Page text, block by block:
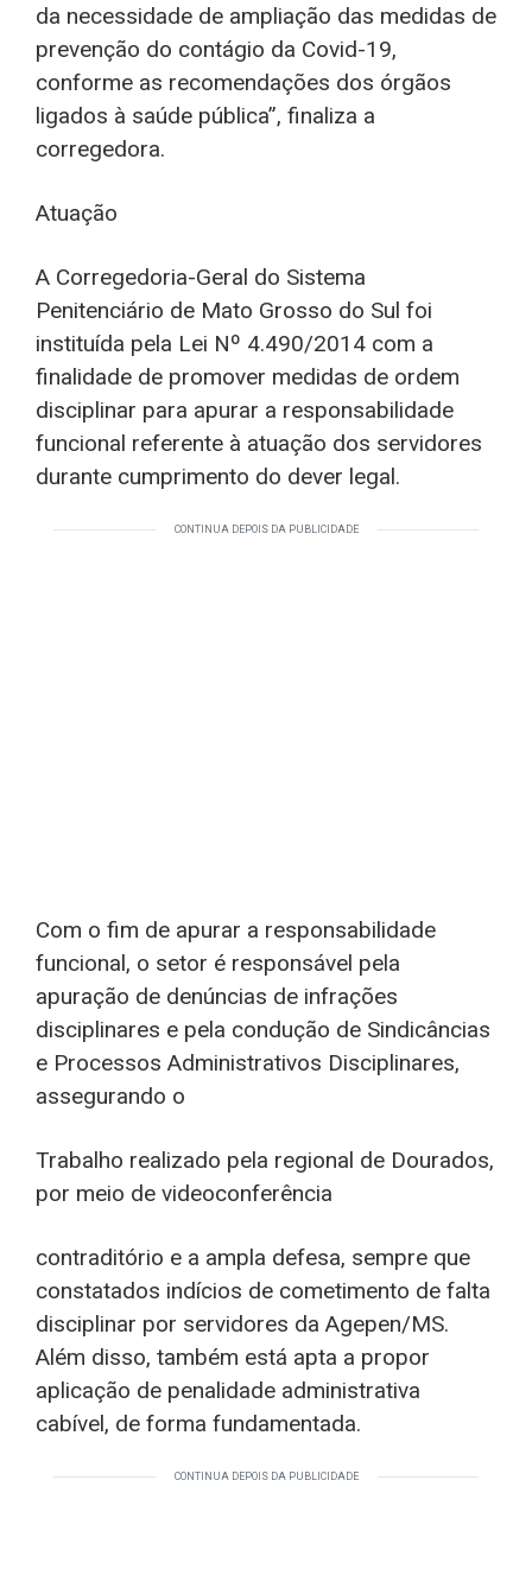
da necessidade de ampliação das medidas de
prevenção do contágio da Covid-19,
conforme as recomendações dos órgãos
ligados à saúde pública”, finaliza a
corregedora.
Atuação
A Corregedoria-Geral do Sistema
Penitenciário de Mato Grosso do Sul foi
instituída pela Lei Nº 4.490/2014 com a
finalidade de promover medidas de ordem
disciplinar para apurar a responsabilidade
funcional referente à atuação dos servidores
durante cumprimento do dever legal.
CONTINUA DEPOIS DA PUBLICIDADE
Com o fim de apurar a responsabilidade
funcional, o setor é responsável pela
apuração de denúncias de infrações
disciplinares e pela condução de Sindicâncias
e Processos Administrativos Disciplinares,
assegurando o
Trabalho realizado pela regional de Dourados,
por meio de videoconferência
contraditório e a ampla defesa, sempre que
constatados indícios de cometimento de falta
disciplinar por servidores da Agepen/MS.
Além disso, também está apta a propor
aplicação de penalidade administrativa
cabível, de forma fundamentada.
CONTINUA DEPOIS DA PUBLICIDADE